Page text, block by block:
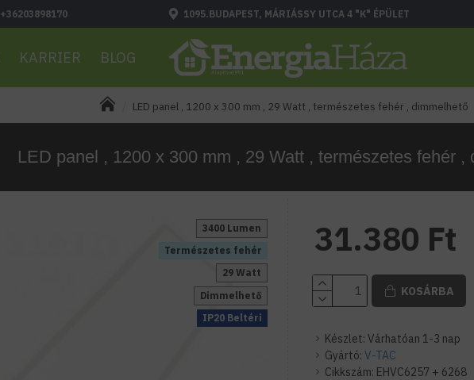
+36203898170 1095.BUDAPEST, MÁRIÁSSY UTCA 4 "K" ÉPÜLET
KARRIER BLOG
LED panel , 1200 x 300 mm , 29 Watt , természetes fehér , dimmelhető
LED panel , 1200 x 300 mm , 29 Watt , természetes fehér ,
Természetes fehér
IP20 Beltéri
Dimmelhető
29 Watt
3400 Lumen
Készlet: Várhatóan 1-3 nap
Gyártó: V-TAC
Cikkszám: EHVC6257 + 6268
31.380 Ft
KOSÁRBA